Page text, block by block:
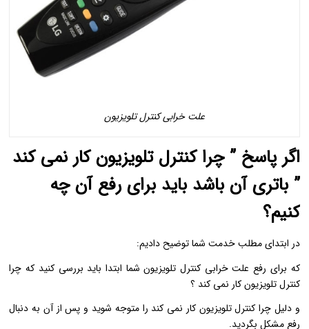
علت خرابی کنترل تلویزیون
اگر پاسخ ” چرا کنترل تلویزیون کار نمی کند
” باتری آن باشد باید برای رفع آن چه
کنیم؟
در ابتدای مطلب خدمت شما توضیح دادیم:
که برای رفع علت خرابی کنترل تلویزیون شما ابتدا باید بررسی کنید که چرا
کنترل تلویزیون کار نمی کند ؟
و دلیل چرا کنترل تلویزیون کار نمی کند را متوجه شوید و پس از آن به دنبال
رفع مشکل بگردید.